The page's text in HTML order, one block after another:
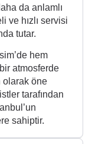
da anlamlı
ve hızlı servisi
tutar.
hem
atmosferde
olarak öne
tarafından
sahiptir.